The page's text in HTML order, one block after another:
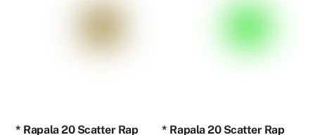
* Rapala 20 Scatter Rap * Rapala 20 Scatter Rap